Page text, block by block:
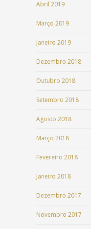
Abril 2019
Março 2019
Janeiro 2019
Dezembro 2018
Outubro 2018
Setembro 2018
Agosto 2018
Março 2018
Fevereiro 2018
Janeiro 2018
Dezembro 2017
Novembro 2017